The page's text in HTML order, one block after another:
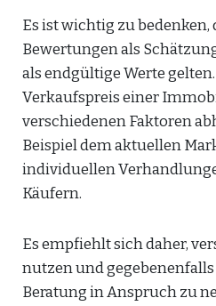
Es ist wichtig zu bedenken,
Bewertungen als
als endgültige Werte
Verkaufspreis einer
verschiedenen Faktoren
Beispiel dem aktuellen
individuellen
Käufern.
Es empfiehlt sich daher,
nutzen und
Beratung in Anspruch zu